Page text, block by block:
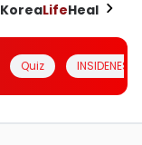
KoreaLifeHealth
Quiz INSIDENESIA